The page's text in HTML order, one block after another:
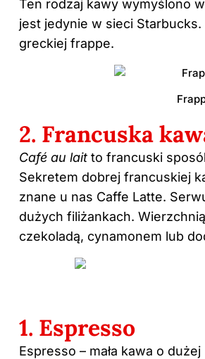
Ten rodzaj kawy wymyślono
jest jedynie w sieci
greckiej frappe.
2. Francuska
Café au lait to francuski
Sekretem dobrej francuskiej
znane u nas Caffe Latte.
dużych filiżankach.
czekoladą, cynamonem lub
1. Espresso
Espresso – mała kawa o